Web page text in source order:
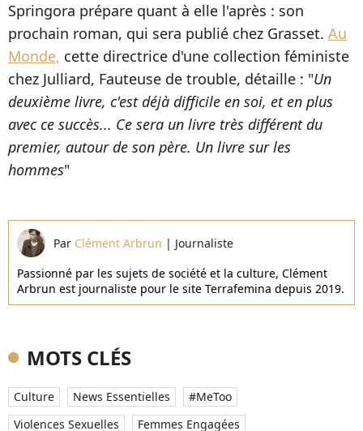
Springora prépare quant à elle l'après : son
prochain roman, qui sera publié chez Grasset. Au
Monde, cette directrice d'une collection féministe
chez Julliard, Fauteuse de trouble, détaille : "Un
deuxième livre, c'est déjà difficile en soi, et en plus
avec ce succès... Ce sera un livre très différent du
premier, autour de son père. Un livre sur les
hommes"
Par Clément Arbrun | Journaliste
Passionné par les sujets de société et la culture, Clément
Arbrun est journaliste pour le site Terrafemina depuis 2019.
MOTS CLÉS
Culture News Essentielles
#MeToo
Violences Sexuelles
Femmes Engagées